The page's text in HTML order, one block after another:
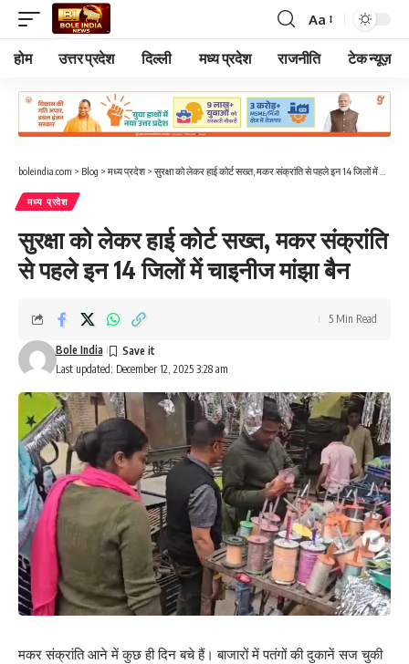
Font
Resizer
Aa
होम उत्तर प्रदेश दिल्ली मध्य प्रदेश राजनीति टेक न्यूज़
boleindia.com > Blog > मध्य प्रदेश> सुरक्षा को लेकर हाई कोर्ट सख्त, मकर संक्रांति से पहले इन 14 जिलों में चाइनीज मांझा बैन
मध्य प्रदेश
सुरक्षा को लेकर हाई कोर्ट सख्त, मकर संक्रांति
से पहले इन 14 जिलों में चाइनीज मांझा बैन
Last updated: December 12, 2025 3:28 am
Bole India
5 Min Read
मकर संक्रांति आने में कुछ ही दिन बचे हैं। बाजारों में पतंगों की दुकानें सज चुकी